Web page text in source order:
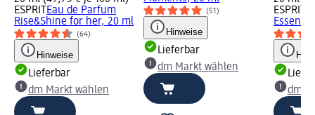
ESPRIT
Eau de Parfum
Rise&Shine for her, 20 ml
(64)
Hinweise
Lieferbar
dm Markt wählen
(51)
Hinweise
Lieferbar
dm Markt wählen
ESPRIT
dm